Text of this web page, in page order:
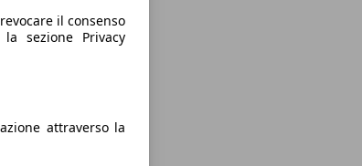
il consenso
sezione Privacy
attraverso la